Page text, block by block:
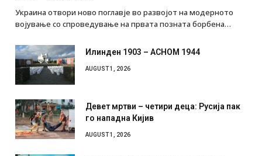
Украина отвори ново поглавје во развојот на модерното
војување со спроведување на првата позната борбена…
Илинден 1903 – АСНОМ 1944
AUGUST 1, 2026
Девет мртви – четири деца: Русија пак
го нападна Кијив
AUGUST 1, 2026